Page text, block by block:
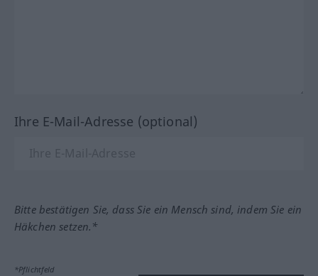
Ihre E-Mail-Adresse (optional)
Bitte bestätigen Sie, dass Sie ein Mensch sind, indem Sie ein
Häkchen setzen.*
*Pflichtfeld